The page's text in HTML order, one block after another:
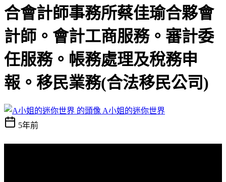
合會計師事務所蔡佳瑜合夥會
計師。會計工商服務。審計委
任服務。帳務處理及稅務申
報。移民業務(合法移民公司)
A小姐的迷你世界
5年前